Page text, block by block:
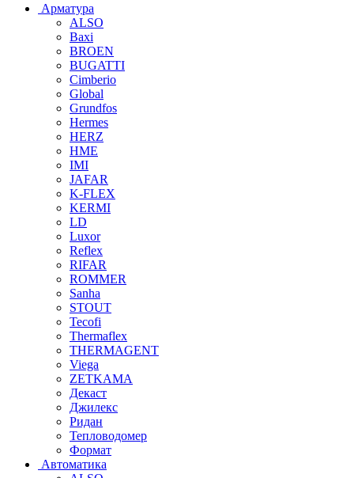
Арматура
ALSO
Baxi
BROEN
BUGATTI
Cimberio
Global
Grundfos
Hermes
HERZ
HME
IMI
JAFAR
K-FLEX
KERMI
LD
Luxor
Reflex
RIFAR
ROMMER
Sanha
STOUT
Tecofi
Thermaflex
THERMAGENT
Viega
ZETKAMA
Декаст
Джилекс
Ридан
Тепловодомер
Формат
Автоматика